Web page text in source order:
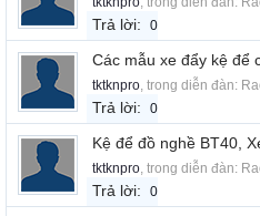
Trả lời: 0
Các mẫu xe đẩy kệ để
tktknpro, trong diễn đàn:
Trả lời: 0
Kệ để đồ nghề BT40,
tktknpro, trong diễn đàn:
Trả lời: 0